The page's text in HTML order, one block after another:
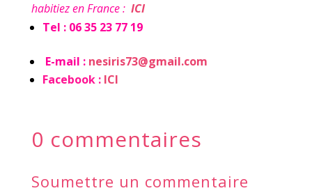
habitiez en France : ICI
Tel : 06 35 23 77 19
E-mail : nesiris73@gmail.com
Facebook : ICI
0 commentaires
Soumettre un commentaire